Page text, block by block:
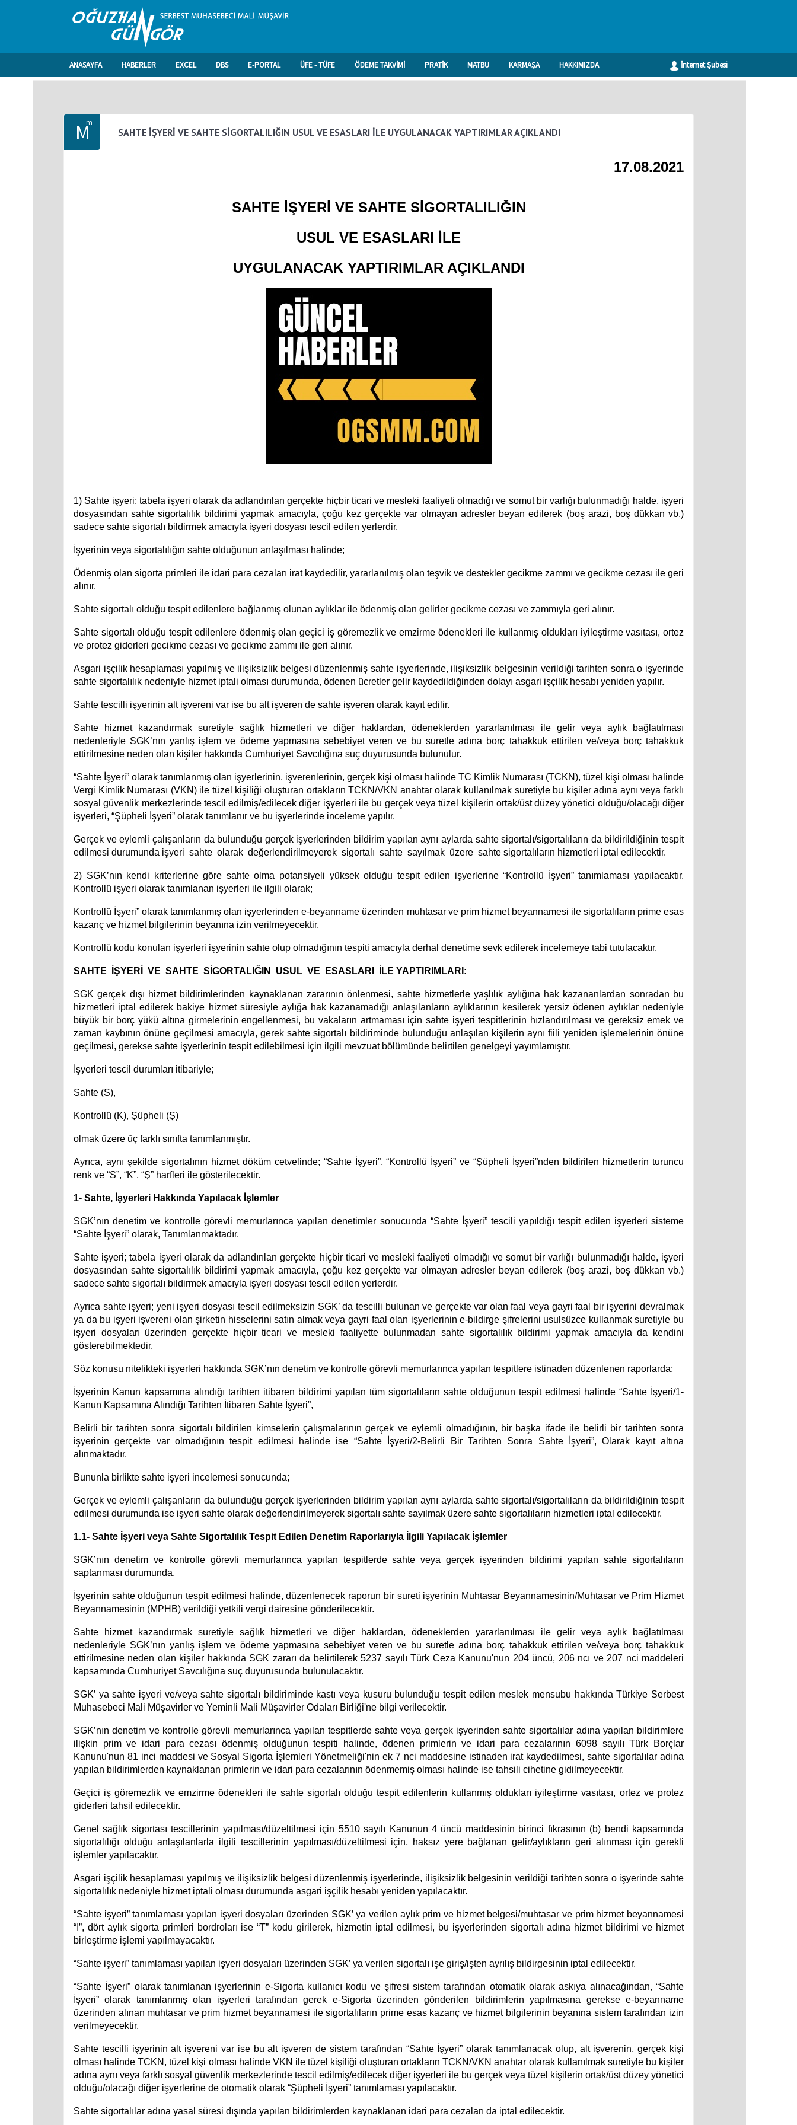
ANASAYFA HABERLER EXCEL DBS E-PORTAL ÜFE - TÜFE ÖDEME TAKVİMİ PRATİK MATBU KARMAŞA HAKKIMIZDA İnternet Şubesi
SAHTE İŞYERİ VE SAHTE SİGORTALILIĞIN USUL VE ESASLARI İLE UYGULANACAK YAPTIRIMLAR AÇIKLANDI
Mm
17.08.2021
SAHTE İŞYERİ VE SAHTE SİGORTALILIĞIN
USUL VE ESASLARI İLE
UYGULANACAK YAPTIRIMLAR AÇIKLANDI
1) Sahte işyeri; tabela işyeri olarak da adlandırılan gerçekte hiçbir ticari ve mesleki faaliyeti olmadığı ve somut bir varlığı bulunmadığı halde, işyeri
dosyasından sahte sigortalılık bildirimi yapmak amacıyla, çoğu kez gerçekte var olmayan adresler beyan edilerek (boş arazi, boş dükkan vb.)
sadece sahte sigortalı bildirmek amacıyla işyeri dosyası tescil edilen yerlerdir.
İşyerinin veya sigortalılığın sahte olduğunun anlaşılması halinde;
Ödenmiş olan sigorta primleri ile idari para cezaları irat kaydedilir, yararlanılmış olan teşvik ve destekler gecikme zammı ve gecikme cezası ile geri
alınır.
Sahte sigortalı olduğu tespit edilenlere bağlanmış olunan aylıklar ile ödenmiş olan gelirler gecikme cezası ve zammıyla geri alınır.
Sahte sigortalı olduğu tespit edilenlere ödenmiş olan geçici iş göremezlik ve emzirme ödenekleri ile kullanmış oldukları iyileştirme vasıtası, ortez
ve protez giderleri gecikme cezası ve gecikme zammı ile geri alınır.
Asgari işçilik hesaplaması yapılmış ve ilişiksizlik belgesi düzenlenmiş sahte işyerlerinde, ilişiksizlik belgesinin verildiği tarihten sonra o işyerinde
sahte sigortalılık nedeniyle hizmet iptali olması durumunda, ödenen ücretler gelir kaydedildiğinden dolayı asgari işçilik hesabı yeniden yapılır.
Sahte tescilli işyerinin alt işvereni var ise bu alt işveren de sahte işveren olarak kayıt edilir.
Sahte hizmet kazandırmak suretiyle sağlık hizmetleri ve diğer haklardan, ödeneklerden yararlanılması ile gelir veya aylık bağlatılması
nedenleriyle SGK’nın yanlış işlem ve ödeme yapmasına sebebiyet veren ve bu suretle adına borç tahakkuk ettirilen ve/veya borç tahakkuk
ettirilmesine neden olan kişiler hakkında Cumhuriyet Savcılığına suç duyurusunda bulunulur.
“Sahte İşyeri” olarak tanımlanmış olan işyerlerinin, işverenlerinin, gerçek kişi olması halinde TC Kimlik Numarası (TCKN), tüzel kişi olması halinde
Vergi Kimlik Numarası (VKN) ile tüzel kişiliği oluşturan ortakların TCKN/VKN anahtar olarak kullanılmak suretiyle bu kişiler adına aynı veya farklı
sosyal güvenlik merkezlerinde tescil edilmiş/edilecek diğer işyerleri ile bu gerçek veya tüzel kişilerin ortak/üst düzey yönetici olduğu/olacağı diğer
işyerleri, “Şüpheli İşyeri” olarak tanımlanır ve bu işyerlerinde inceleme yapılır.
Gerçek ve eylemli çalışanların da bulunduğu gerçek işyerlerinden bildirim yapılan aynı aylarda sahte sigortalı/sigortalıların da bildirildiğinin tespit
edilmesi durumunda işyeri sahte olarak değerlendirilmeyerek sigortalı sahte sayılmak üzere sahte sigortalıların hizmetleri iptal edilecektir.
2) SGK’nın kendi kriterlerine göre sahte olma potansiyeli yüksek olduğu tespit edilen işyerlerine “Kontrollü İşyeri” tanımlaması yapılacaktır.
Kontrollü işyeri olarak tanımlanan işyerleri ile ilgili olarak;
Kontrollü İşyeri” olarak tanımlanmış olan işyerlerinden e-beyanname üzerinden muhtasar ve prim hizmet beyannamesi ile sigortalıların prime esas
kazanç ve hizmet bilgilerinin beyanına izin verilmeyecektir.
Kontrollü kodu konulan işyerleri işyerinin sahte olup olmadığının tespiti amacıyla derhal denetime sevk edilerek incelemeye tabi tutulacaktır.
SAHTE İŞYERİ VE SAHTE SİGORTALIĞIN USUL VE ESASLARI İLE YAPTIRIMLARI:
SGK gerçek dışı hizmet bildirimlerinden kaynaklanan zararının önlenmesi, sahte hizmetlerle yaşlılık aylığına hak kazananlardan sonradan bu
hizmetleri iptal edilerek bakiye hizmet süresiyle aylığa hak kazanamadığı anlaşılanların aylıklarının kesilerek yersiz ödenen aylıklar nedeniyle
büyük bir borç yükü altına girmelerinin engellenmesi, bu vakaların artmaması için sahte işyeri tespitlerinin hızlandırılması ve gereksiz emek ve
zaman kaybınınönüne geçilmesi amacıyla, gerek sahte sigortalı bildiriminde bulunduğu anlaşılan kişilerin aynı fiili yeniden işlemelerinin önüne
geçilmesi, gerekse sahte işyerlerinin tespit edilebilmesi için ilgili mevzuat bölümünde belirtilen genelgeyi yayımlamıştır.
İşyerleri tescil durumları itibariyle;
Sahte (S),
Kontrollü (K), Şüpheli (Ş)
olmak üzere üç farklı sınıfta tanımlanmıştır.
Ayrıca, aynı şekilde sigortalının hizmet döküm cetvelinde; “Sahte İşyeri”, “Kontrollü İşyeri” ve “Şüpheli İşyeri”nden bildirilen hizmetlerin turuncu
renk ve “S”, “K”, “Ş” harfleri ile gösterilecektir.
1- Sahte, İşyerleri Hakkında Yapılacak İşlemler
SGK’nın denetim ve kontrolle görevli memurlarınca yapılan denetimler sonucunda “Sahte İşyeri” tescili yapıldığı tespit edilen işyerleri sisteme
“Sahte İşyeri” olarak, Tanımlanmaktadır.
Sahte işyeri; tabela işyeri olarak da adlandırılan gerçekte hiçbir ticari ve mesleki faaliyeti olmadığı ve somut bir varlığı bulunmadığı halde, işyeri
dosyasından sahte sigortalılık bildirimi yapmak amacıyla, çoğu kez gerçekte var olmayan adresler beyan edilerek (boş arazi, boş dükkan vb.)
sadece sahte sigortalı bildirmek amacıyla işyeri dosyası tescil edilen yerlerdir.
Ayrıca sahte işyeri; yeni işyeri dosyası tescil edilmeksizin SGK’ da tescilli bulunan ve gerçekte var olan faal veya gayri faal bir işyerini devralmak
ya da bu işyeri işvereni olan şirketin hisselerini satın almak veya gayri faal olan işyerlerinin e-bildirge şifrelerini usulsüzce kullanmak suretiyle bu
işyeri dosyaları üzerinden gerçekte hiçbir ticari ve mesleki faaliyette bulunmadan sahte sigortalılık bildirimi yapmak amacıyla da kendini
gösterebilmektedir.
Söz konusu nitelikteki işyerleri hakkında SGK’nın denetim ve kontrolle görevli memurlarınca yapılan tespitlere istinaden düzenlenen raporlarda;
İşyerinin Kanun kapsamına alındığı tarihten itibaren bildirimi yapılan tüm sigortalıların sahte olduğunun tespit edilmesi halinde “Sahte İşyeri/1-
Kanun Kapsamına Alındığı Tarihten İtibaren Sahte İşyeri”,
Belirli bir tarihten sonra sigortalı bildirilen kimselerin çalışmalarının gerçek ve eylemli olmadığının, bir başka ifade ile belirli bir tarihten sonra
işyerinin gerçekte var olmadığının tespit edilmesi halinde ise “Sahte İşyeri/2-Belirli Bir Tarihten Sonra Sahte İşyeri”,Olarak kayıt altına
alınmaktadır.
Bununla birlikte sahte işyeri incelemesi sonucunda;
Gerçek ve eylemli çalışanların da bulunduğu gerçek işyerlerinden bildirim yapılan aynı aylarda sahte sigortalı/sigortalıların da bildirildiğinin tespit
edilmesi durumunda ise işyeri sahte olarak değerlendirilmeyerek sigortalı sahte sayılmak üzere sahte sigortalıların hizmetleri iptal edilecektir.
1.1- Sahte İşyeri veya Sahte Sigortalılık Tespit Edilen Denetim Raporlarıyla İlgili Yapılacak İşlemler
SGK’nın denetim ve kontrolle görevli memurlarınca yapılan tespitlerde sahte veya gerçek işyerinden bildirimi yapılan sahte sigortalıların
saptanması durumunda,
İşyerinin sahte olduğunun tespit edilmesi halinde, düzenlenecek raporun bir sureti işyerinin Muhtasar Beyannamesinin/Muhtasar ve Prim Hizmet
Beyannamesinin (MPHB) verildiği yetkili vergi dairesine gönderilecektir.
Sahte hizmet kazandırmak suretiyle sağlık hizmetleri ve diğer haklardan, ödeneklerden yararlanılması ile gelir veya aylık bağlatılması
nedenleriyle SGK’nın yanlış işlem ve ödeme yapmasına sebebiyet veren ve bu suretle adına borç tahakkuk ettirilen ve/veya borç tahakkuk
ettirilmesine neden olan kişiler hakkında SGK zararı da belirtilerek 5237 sayılı Türk Ceza Kanunu'nun 204 üncü, 206 ncı ve 207 nci maddeleri
kapsamında Cumhuriyet Savcılığına suç duyurusunda bulunulacaktır.
SGK’ ya sahte işyeri ve/veya sahte sigortalı bildiriminde kastı veya kusuru bulunduğu tespit edilen meslek mensubu hakkında Türkiye Serbest
Muhasebeci Mali Müşavirler ve Yeminli Mali Müşavirler Odaları Birliği'ne bilgi verilecektir.
SGK’nın denetim ve kontrolle görevli memurlarınca yapılan tespitlerde sahte veya gerçek işyerinden sahte sigortalılar adına yapılan bildirimlere
ilişkin prim ve idari para cezası ödenmiş olduğunun tespiti halinde, ödenen primlerin ve idari para cezalarının 6098 sayılı Türk Borçlar
Kanunu'nun 81 inci maddesi ve Sosyal Sigorta İşlemleri Yönetmeliği'nin ek 7 nci maddesine istinaden irat kaydedilmesi, sahte sigortalılar adına
yapılan bildirimlerden kaynaklanan primlerin ve idari para cezalarının ödenmemiş olması halinde ise tahsili cihetine gidilmeyecektir.
Geçici iş göremezlik ve emzirme ödenekleri ile sahte sigortalı olduğu tespit edilenlerin kullanmış oldukları iyileştirme vasıtası, ortez ve protez
giderleri tahsil edilecektir.
Genel sağlık sigortası tescillerinin yapılması/düzeltilmesi için 5510 sayılı Kanunun 4 üncü maddesinin birinci fıkrasının (b) bendi kapsamında
sigortalılığı olduğu anlaşılanlarla ilgili tescillerinin yapılması/düzeltilmesi için, haksız yere bağlanan gelir/aylıkların geri alınması için gerekli
işlemler yapılacaktır.
Asgari işçilik hesaplaması yapılmış ve ilişiksizlik belgesi düzenlenmiş işyerlerinde, ilişiksizlik belgesinin verildiği tarihten sonra o işyerinde sahte
sigortalılık nedeniyle hizmet iptali olması durumunda asgari işçilik hesabı yeniden yapılacaktır.
“Sahte işyeri” tanımlaması yapılan işyeri dosyaları üzerinden SGK’ ya verilen aylık prim ve hizmet belgesi/muhtasar ve prim hizmet beyannamesi
“I”, dört aylık sigorta primleri bordroları ise “T” kodu girilerek, hizmetin iptal edilmesi, bu işyerlerinden sigortalı adına hizmet bildirimi ve hizmet
birleştirme işlemi yapılmayacaktır.
“Sahte işyeri” tanımlaması yapılan işyeri dosyaları üzerinden SGK’ ya verilen sigortalı işe giriş/işten ayrılış bildirgesinin iptal edilecektir.
“Sahte İşyeri” olarak tanımlanan işyerlerinin e-Sigorta kullanıcı kodu ve şifresi sistem tarafından otomatik olarak askıya alınacağından, “Sahte
İşyeri” olarak tanımlanmış olan işyerleri tarafından gerek e-Sigorta üzerinden gönderilen bildirimlerin yapılmasına gerekse e-beyanname
üzerinden alınan muhtasar ve prim hizmet beyannamesi ile sigortalıların prime esas kazanç ve hizmet bilgilerinin beyanına sistem tarafından izin
verilmeyecektir.
Sahte tescilli işyerinin alt işvereni var ise bu alt işveren de sistem tarafından “Sahte İşyeri” olarak tanımlanacak olup, alt işverenin, gerçek kişi
olması halinde TCKN, tüzel kişi olması halinde VKN ile tüzel kişiliği oluşturan ortakların TCKN/VKN anahtar olarak kullanılmak suretiyle bu kişiler
adına aynı veya farklı sosyal güvenlik merkezlerinde tescil edilmiş/edilecek diğer işyerleri ile bu gerçek veya tüzel kişilerin ortak/üst düzey yönetici
olduğu/olacağı diğer işyerlerine de otomatik olarak “Şüpheli İşyeri” tanımlaması yapılacaktır.
Sahte sigortalılar adına yasal süresi dışında yapılan bildirimlerden kaynaklanan idari para cezaları da iptal edilecektir.